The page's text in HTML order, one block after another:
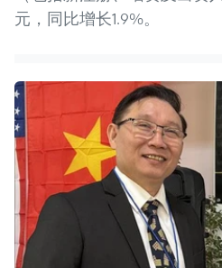
元，同比增长1.9%。